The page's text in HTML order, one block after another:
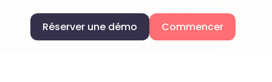
Réserver une démo Commencer